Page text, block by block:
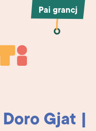
Pai grancj
Gjat |